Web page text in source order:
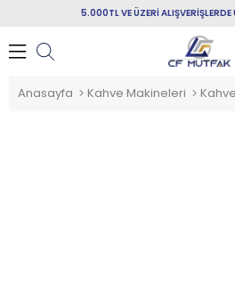
5.000TL VE ÜZERİ
Anasayfa Kahve Makineleri